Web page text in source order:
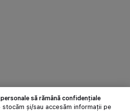
să rămână confidențiale
stocăm și/sau accesăm informații pe